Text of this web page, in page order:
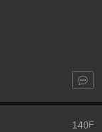
140F